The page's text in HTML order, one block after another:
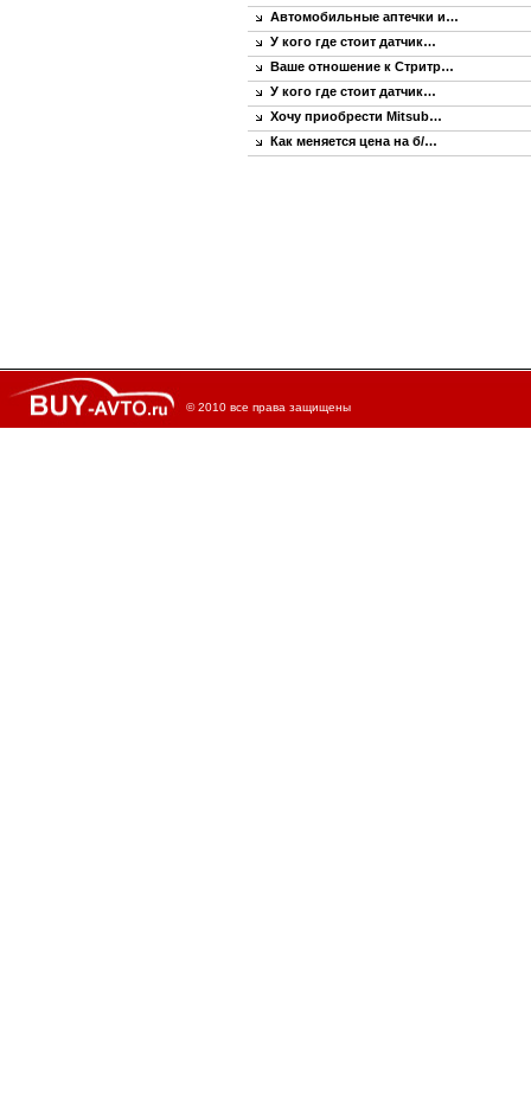
Автомобильные аптечки и…
У кого где стоит датчик…
Ваше отношение к Стритр…
У кого где стоит датчик…
Хочу приобрести Mitsub…
Как меняется цена на б/…
© 2010 все права защищены